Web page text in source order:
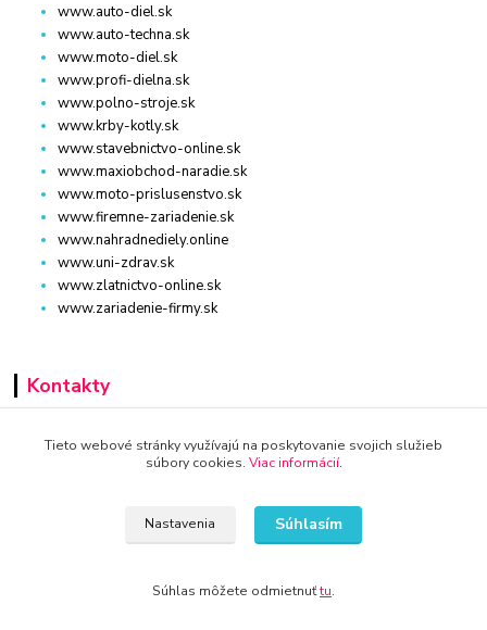
www.auto-diel.sk
www.auto-techna.sk
www.moto-diel.sk
www.profi-dielna.sk
www.polno-stroje.sk
www.krby-kotly.sk
www.stavebnictvo-online.sk
www.maxiobchod-naradie.sk
www.moto-prislusenstvo.sk
www.firemne-zariadenie.sk
www.nahradnediely.online
www.uni-zdrav.sk
www.zlatnictvo-online.sk
www.zariadenie-firmy.sk
Kontakty
+421 940 949 000
Tieto webové stránky využívajú na poskytovanie svojich služieb
súbory cookies. Viac informácií.
Nastavenia Súhlasím
Súhlas môžete odmietnuťtu.